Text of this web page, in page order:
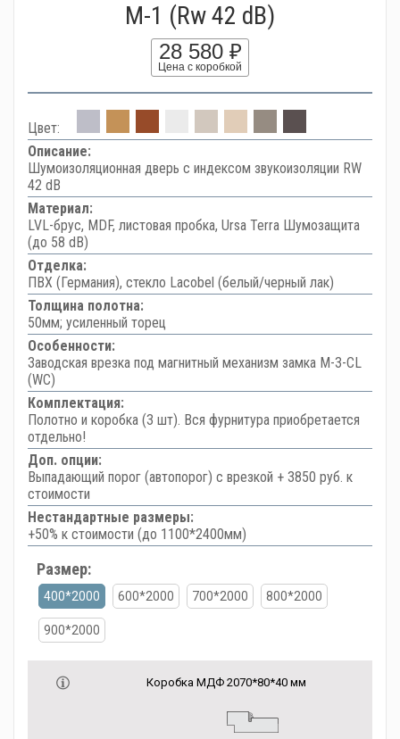
М-1 (Rw 42 dB)
28 580 ₽
Цена с коробкой
Цвет:
Описание:
Шумоизоляционная дверь с индексом звукоизоляции RW
42 dB
Материал:
LVL-брус, MDF, листовая пробка, Ursa Terra Шумозащита
(до 58 dB)
Отделка:
ПВХ (Германия), стекло Lacobel (белый/черный лак)
Толщина полотна:
50мм; усиленный торец
Особенности:
Заводская врезка под магнитный механизм замка M-3-CL
(WC)
Комплектация:
Полотно и коробка (3 шт). Вся фурнитура приобретается
отдельно!
Доп. опции:
Выпадающий порог (автопорог) с врезкой + 3850 руб. к
стоимости
Нестандартные размеры:
+50% к стоимости (до 1100*2400мм)
Размер:
400*2000 600*2000 700*2000 800*2000
900*2000
Коробка МДФ 2070*80*40 мм